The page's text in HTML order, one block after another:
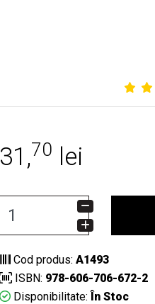
31,70 lei
Cod produs: A1493
ISBN: 978-606-706-672-2
Disponibilitate: În Stoc